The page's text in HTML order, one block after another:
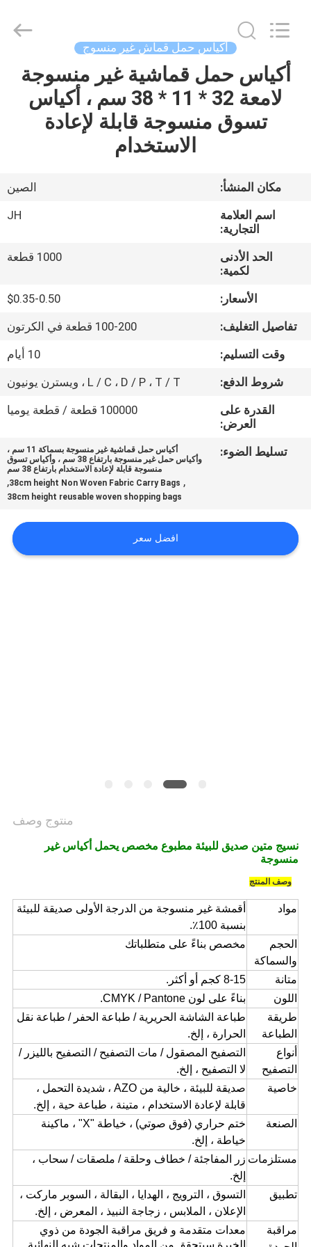
الصفحة
الرئيسية
معلومات
جولة
المعمل
مراقبة
اتصل
اطلب
اقتباس
Material
Rights
Reserved.
أكياس حمل قماش غير منسوج
أكياس حمل قماشية غير منسوجة
لامعة 32 * 11 * 38 سم ، أكياس
تسوق منسوجة قابلة لإعادة
الاستخدام
مكان المنشأ:
الصين
اسم العلامة
التجارية:
JH
الحد الأدنى
لكمية:
1000 قطعة
الأسعار:
$0.35-0.50
تفاصيل التغليف:
100-200 قطعة في الكرتون
وقت التسليم:
10 أيام
شروط الدفع:
L / C ، D / P ، T / T ، ويسترن يونيون
القدرة على
العرض:
100000 قطعة / قطعة يوميا
تسليط الضوء:
أكياس حمل قماشية غير منسوجة بسماكة 11 سم ،
وأكياس حمل غير منسوجة بارتفاع 38 سم ، وأكياس تسوق
منسوجة قابلة لإعادة الاستخدام بارتفاع 38 سم
,
38cm height Non Woven Fabric Carry Bags
,
38cm height reusable woven shopping bags
افضل سعر
منتوج وصف
نسيج متين صديق للبيئة مطبوع مخصص يحمل أكياس غير
منسوجة
وصف المنتج
مواد
أقمشة غير منسوجة من الدرجة الأولى صديقة للبيئة
بنسبة 100٪.
الحجم
والسماكة
مخصص بناءً على متطلباتك
متانة
8-15 كجم أو أكثر.
اللون
بناءً على لون CMYK / Pantone.
طريقة
الطباعة
طباعة الشاشة الحريرية / طباعة الحفر / طباعة نقل
الحرارة ، إلخ.
أنواع
التصفيح
التصفيح المصقول / مات التصفيح / التصفيح بالليزر /
لا التصفيح ، إلخ.
خاصية
صديقة للبيئة ، خالية من AZO ، شديدة التحمل ،
قابلة لإعادة الاستخدام ، متينة ، طباعة حية ، إلخ.
الصنعة
ختم حراري (فوق صوتي) ، خياطة "X" ، ماكينة
خياطة ، إلخ.
مستلزمات زر المفاجئة / خطاف وحلقة / ملصقات / سحاب ،
إلخ.
تطبيق
التسوق ، الترويج ، الهدايا ، البقالة ، السوبر ماركت ،
الإعلان ، الملابس ، زجاجة النبيذ ، المعرض ، إلخ.
مراقبة
معدات متقدمة و فريق مراقبة الجودة من ذوي